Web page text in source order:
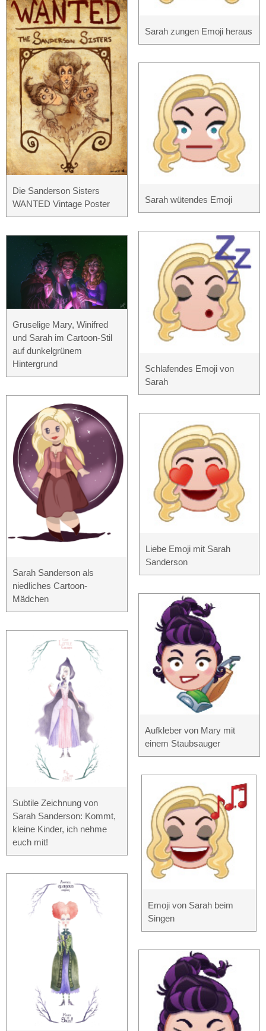
Die Sanderson Sisters
WANTED Vintage Poster
Gruselige Mary, Winifred
und Sarah im Cartoon-Stil
auf dunkelgrünem
Hintergrund
Sarah Sanderson als
niedliches Cartoon-
Mädchen
Subtile Zeichnung von
Sarah Sanderson: Kommt,
kleine Kinder, ich nehme
euch mit!
Sarah zungen Emoji heraus
Sarah wütendes Emoji
Schlafendes Emoji von
Sarah
Liebe Emoji mit Sarah
Sanderson
Aufkleber von Mary mit
einem Staubsauger
Emoji von Sarah beim
Singen